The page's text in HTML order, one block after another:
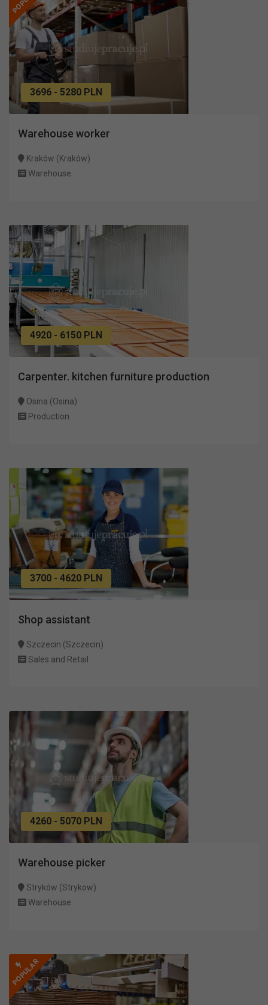
3696 - 5280 PLN
Warehouse worker
Kraków (Kraków)
Warehouse
4920 - 6150 PLN
Carpenter. kitchen furniture production
Osina (Osina)
Production
3700 - 4620 PLN
Shop assistant
Szczecin (Szczecin)
Sales and Retail
4260 - 5070 PLN
Warehouse picker
Stryków (Strykow)
Warehouse
POPULAR